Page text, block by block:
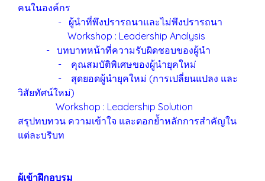
คนในองค์กร
- ผู้นำที่พึงปรารถนาและไม่พึงปรารถนา
Workshop : Leadership Analysis
- บทบาทหน้าที่ความรับผิดชอบของผู้นำ
- คุณสมบัติพิเศษของผู้นำยุคใหม่
- สุดยอดผู้นำยุคใหม่ (การเปลี่ยนแปลง และ
วิสัยทัศน์ใหม่)
Workshop : Leadership Solution
สรุปทบทวน ความเข้าใจ และตอกย้ำหลักการสำคัญใน
แต่ละบริบท
ผู้เข้าฝึกอบรม